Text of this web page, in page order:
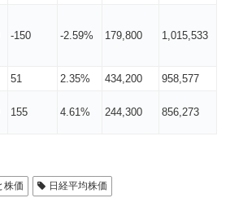
-150 -2.59% 179,800 1,015,533
51 2.35% 434,200 958,577
155 4.61% 244,300 856,273
株価 日経平均株価